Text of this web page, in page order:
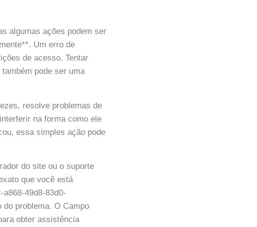
algumas ações podem ser
Um erro de
de acesso. Tentar
pode ser uma
resolve problemas de
na forma como ele
essa simples ação pode
do site ou o suporte
que você está
49d8-83d0-
problema. O Campo
obter assistência